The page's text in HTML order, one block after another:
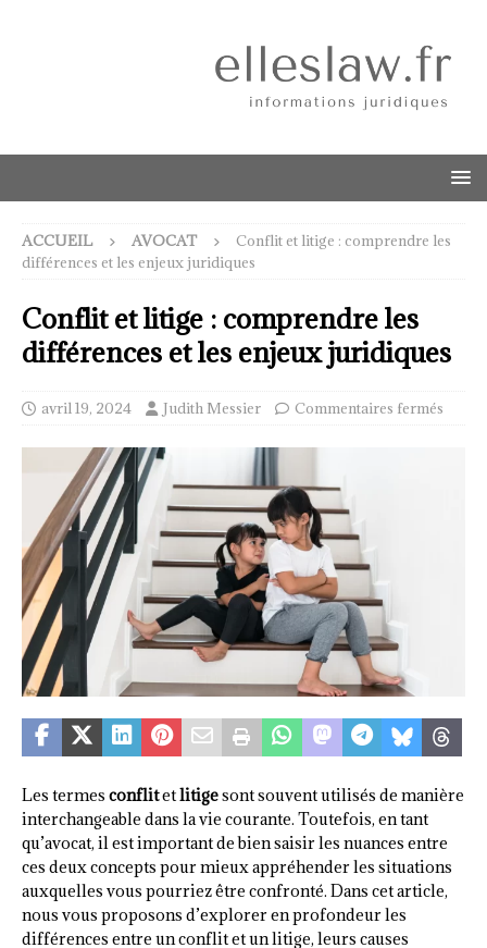
ACCUEIL AVOCAT
Conflit et litige : comprendre les
différences et les enjeux juridiques
Conflit et litige : comprendre les
différences et les enjeux juridiques
avril 19, 2024 Judith Messier Commentaires fermés
Les termes conflitetlitigesont souvent utilisés de manière
interchangeable dans la vie courante. Toutefois, en tant
qu’avocat, il est important de bien saisir les nuances entre
ces deux concepts pour mieux appréhender les situations
auxquelles vous pourriez être confronté. Dans cet article,
nous vous proposons d’explorer en profondeur les
différences entre un conflit et un litige, leurs causes